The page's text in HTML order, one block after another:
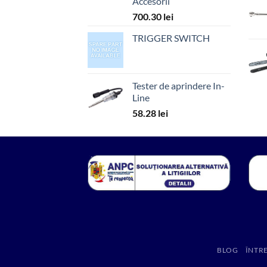
700.30 lei
TRIGGER SWITCH
Tester de aprindere In-
Line
58.28 lei
BLOG